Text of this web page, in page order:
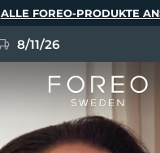
ALLE FOREO-PRODUKTE
8/11/26